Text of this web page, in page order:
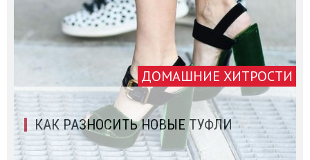
ДОМАШНИЕ ХИТРОСТИ
КАК РАЗНОСИТЬ НОВЫЕ ТУФЛИ